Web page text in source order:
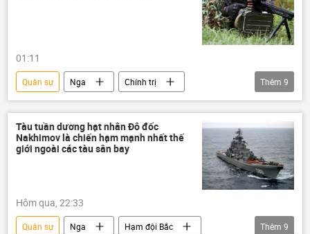
01:11
Quân sự Nga
Chính trị
Thế giới
Ukraina
Quân đội Ukraina
Cuộc khủng hoảng ở Ukraina
Colombia
chính quyền
xung đột
Thêm 9
Tàu tuần dương hạt nhân Đô đốc
Nakhimov là chiến hạm mạnh nhất thế
giới ngoài các tàu sân bay
Hôm qua, 22:33
Quân sự Nga
Hạm đội Bắc
Thêm 9